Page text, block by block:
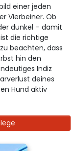
einer jeden
Vierbeiner. Ob
dunkel – damit
die richtige
beachten, dass
hin den
Indiz
deines
Hund aktiv